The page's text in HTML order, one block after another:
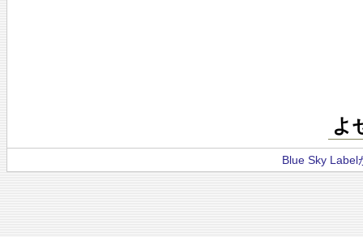
よ
Blue Sky Label